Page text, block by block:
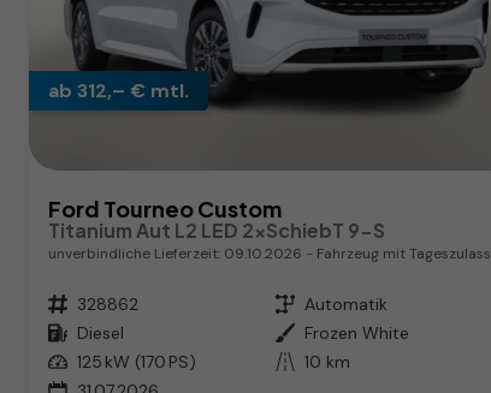
ab 312,– € mtl.
Ford Tourneo Custom
Titanium Aut L2 LED 2xSchiebT 9-S
unverbindliche Lieferzeit: 09.10.2026 Fahrzeug mit Tageszulassung
Fahrzeugnr. 328862 Getriebe Automatik
Kraftstoff Diesel Außenfarbe Frozen White
Leistung 125 kW (170 PS) Kilometerstand 10 km